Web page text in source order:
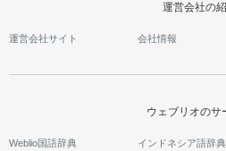
運営会社の
運営会社サイト 会社情報
ウェブリオのサ
Weblio国語辞典 インドネシア語辞典